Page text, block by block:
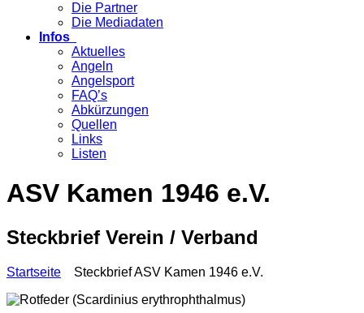
Die Partner
Die Mediadaten
Infos
Aktuelles
Angeln
Angelsport
FAQ’s
Abkürzungen
Quellen
Links
Listen
ASV Kamen 1946 e.V.
Steckbrief Verein / Verband
Startseite Steckbrief ASV Kamen 1946 e.V.